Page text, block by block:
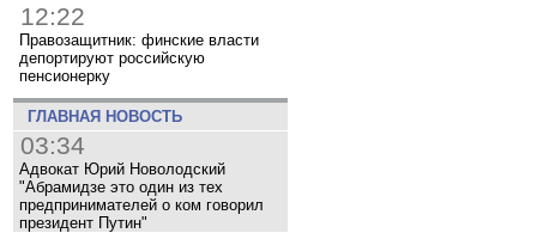
12:22
Правозащитник: финские власти
депортируют российскую
пенсионерку
ГЛАВНАЯ НОВОСТЬ
03:34
Адвокат Юрий Новолодский
"Абрамидзе это один из тех
предпринимателей о ком говорил
президент Путин"